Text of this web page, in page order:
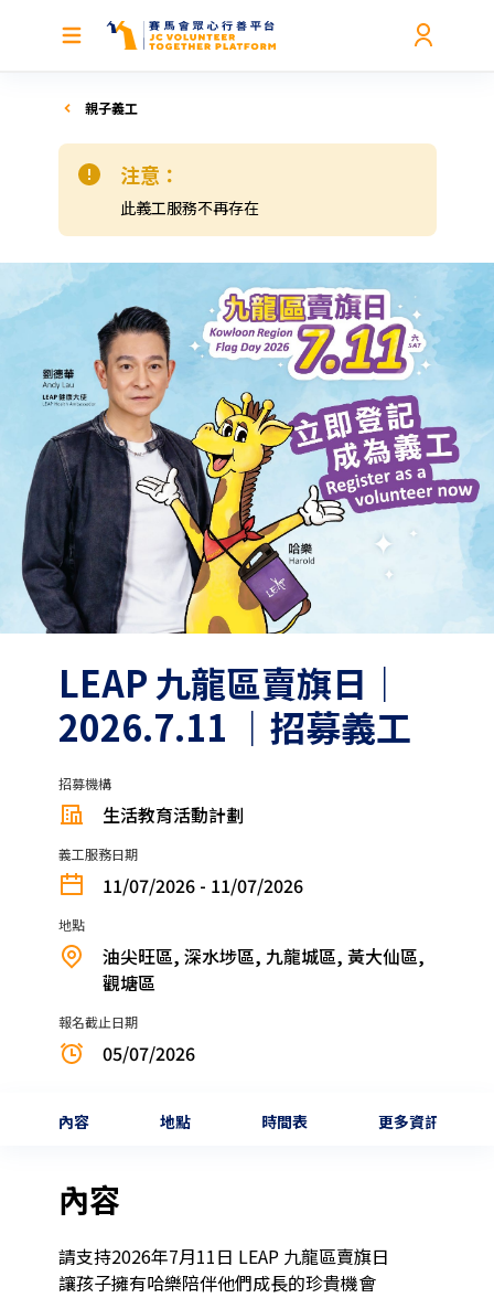
親子義工
注意：
此義工服務不再存在
LEAP 九龍區賣旗日｜
2026.7.11 ｜招募義工
招募機構
生活教育活動計劃
義工服務日期
11/07/2026 - 11/07/2026
地點
油尖旺區, 深水埗區, 九龍城區, 黃大仙區,
觀塘區
報名截止日期
05/07/2026
內容 地點 時間表 更多資訊
內容
請支持2026年7月11日 LEAP 九龍區賣旗日
讓孩子擁有哈樂陪伴他們成長的珍貴機會